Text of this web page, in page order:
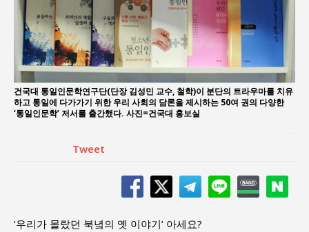
건국대 통일인문학연구단(단장 김성민 교수, 철학)이 분단의 트라우마를 치유
하고 통일에 다가가기 위한 우리 사회의 담론을 제시하는 50여 권의 다양한
‘통일인문학’ 저서를 출간했다. 사진=건국대 홍보실
Tweet
‘우리가 몰랐던 북녘의 옛 이야기’ 아세요?